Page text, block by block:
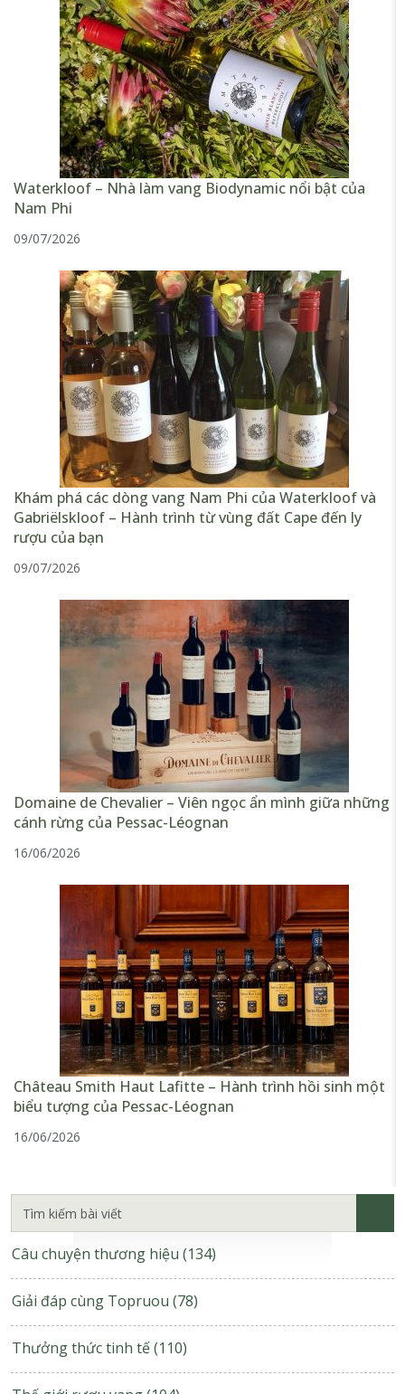
Waterkloof – Nhà làm vang Biodynamic nổi bật của
Nam Phi
09/07/2026
Khám phá các dòng vang Nam Phi của Waterkloof và
Gabriëlskloof – Hành trình từ vùng đất Cape đến ly
rượu của bạn
09/07/2026
Domaine de Chevalier – Viên ngọc ẩn mình giữa những
cánh rừng của Pessac-Léognan
16/06/2026
Château Smith Haut Lafitte – Hành trình hồi sinh một
biểu tượng của Pessac-Léognan
16/06/2026
Câu chuyện thương hiệu (134)
Giải đáp cùng Topruou (78)
Thưởng thức tinh tế(110)